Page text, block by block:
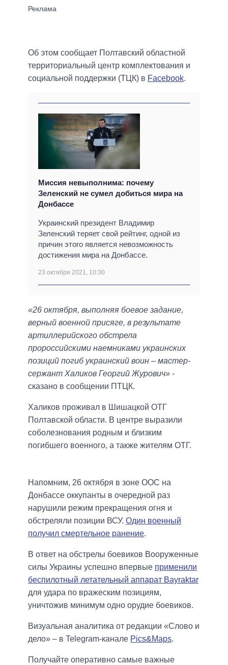
Об этом сообщает Полтавский областной
территориальный центр комплектования и
социальной поддержки (ТЦК) в Facebook.
Миссия невыполнима: почему
Зеленский не сумел добиться мира на
Донбассе
Украинский президент Владимир
Зеленский теряет свой рейтинг, одной из
причин этого является невозможность
достижения мира на Донбассе.
23 октября 2021, 10:30
«26 октября, выполняя боевое задание,
верный военной присяге, в результате
артиллерийского обстрела
пророссийскими наемниками украинских
позиций погиб украинский воин – мастер-
сержант Халиков Георгий Журович» -
сказано в сообщении ПТЦК.
Халиков проживал в Шишацкой ОТГ
Полтавской области. В центре выразили
соболезнования родным и близким
погибшего военного, а также жителям ОТГ.
Напомним, 26 октября в зоне ООС на
Донбассе оккупанты в очередной раз
нарушили режим прекращения огня и
обстреляли позиции ВСУ. Один военный
получил смертельное ранение.
В ответ на обстрелы боевиков Вооруженные
силы Украины успешно впервые применили
беспилотный летательный аппарат Bayraktar
для удара по вражеским позициям,
уничтожив минимум одно орудие боевиков.
Визуальная аналитика от редакции «Слово и
дело» – в Telegram-канале Pics&Maps.
Получайте оперативно самые важные